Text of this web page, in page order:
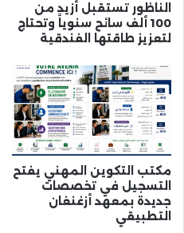
الناظور تستقبل أزيد من
100 ألف سائح سنوياً وتحتاج
لتعزيز طاقتها الفندقية
مكتب التكوين المهني يفتح
التسجيل في تخصصات
جديدة بمعهد أزغنغان
التطبيقي